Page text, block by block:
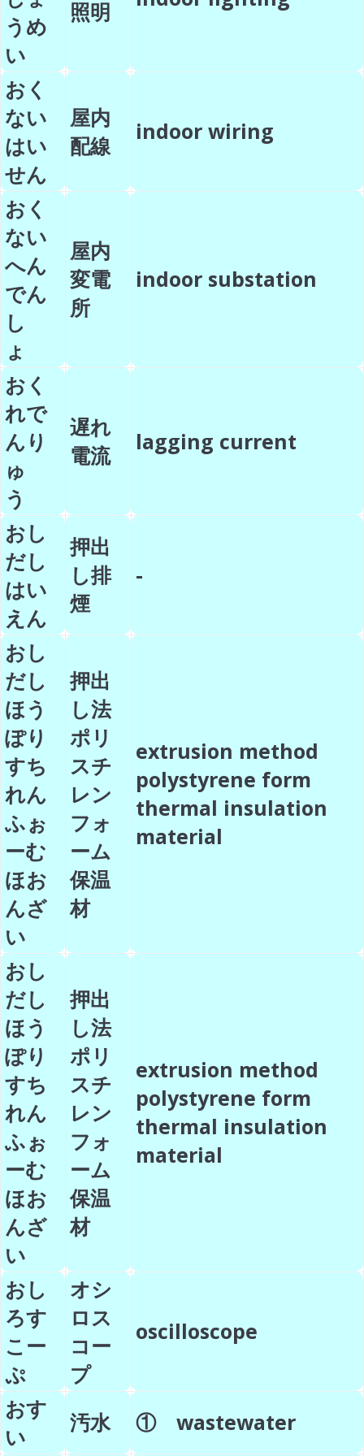
うめ
い
照明
おく
ない
はい
せん
屋内
配線
indoor wiring
おく
ない
へん
でん
し
ょ
屋内
変電
所
indoor substation
おく
れで
んり
ゅ
う
遅れ
電流
lagging current
おし
だし
はい
えん
押出
し排
煙
-
おし
だし
ほう
ぽり
すち
れん
ふぉ
ーむ
ほお
んざ
い
押出
し法
ポリ
スチ
レン
フォ
ーム
保温
材
extrusion method
polystyrene form
thermal insulation
material
おし
だし
ほう
ぽり
すち
れん
ふぉ
ーむ
ほお
んざ
い
押出
し法
ポリ
スチ
レン
フォ
ーム
保温
材
extrusion method
polystyrene form
thermal insulation
material
おし
ろす
こー
ぷ
オシ
ロス
コー
プ
oscilloscope
おす
い
汚水
① wastewater